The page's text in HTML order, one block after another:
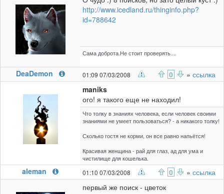
http://www.icedland.ru/thinginfo.php?
id=788642
Сама доброта.Не стоит проверять....
DeaDemon 01:09 07/03/2008 0 » ссылка
maniks
ого! я такого еще не находил!
Что толку в знаниях человека, если человек своими
знаниями не умеет пользоваться? - а никакого толку!
Сколько гостя не корми, он все равно напьётся!
Красивая женщина - рай для глаз, ад для ума и
чистилище для кошелька.
aleman 01:10 07/03/2008 0 » ссылка
первый же поиск - цветок